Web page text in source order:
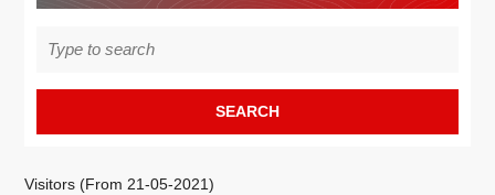
for:
Visitors (From 21-05-2021)